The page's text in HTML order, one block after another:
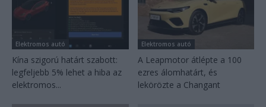
Elektromos autó
Kína szigorú határt szabott:
legfeljebb 5% lehet a hiba az
elektromos...
Elektromos autó
A Leapmotor átlépte a 100
ezres álomhatárt, és
lekörözte a Changant